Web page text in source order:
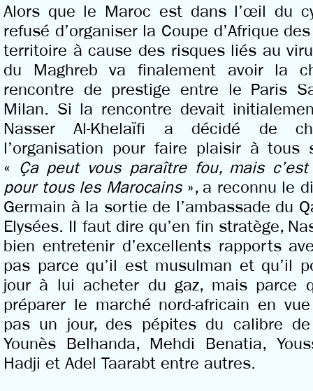
Alors que le Maroc est dans l’œil du
refusé d’organiser la Coupe d’Afrique
territoire à cause des risques liés au
du Maghreb va finalement avoir la
rencontre de prestige entre le Paris
Milan. Si la rencontre devait
Nasser Al-Khelaïfi a décidé de
l’organisation pour faire plaisir à tous
« Ça peut vous paraître fou, mais
pour tous les Marocains», a reconnu le
Germain à la sortie de l’ambassade du
Elysées. Il faut dire qu’en fin stratège,
bien entretenir d’excellents rapports
pas parce qu’il est musulman et qu’il
jour à lui acheter du gaz, mais parce
préparer le marché nord-africain en
pas un jour, des pépites du calibre de
Younès Belhanda, Mehdi Benatia,
Hadji et Adel Taarabt entre autres.